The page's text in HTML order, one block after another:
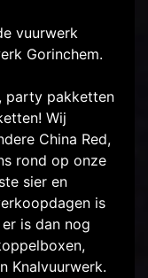
vuurwerk
Gorinchem.
party pakketten
Wij
China Red,
rond op onze
sier en
is
is dan nog
Knalvuurwerk.